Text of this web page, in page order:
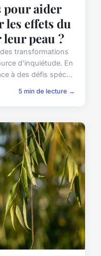
pour aider
les effets du
peau ?
transformations
d'inquiétude. En
à des défis spéc...
5 min de lecture →